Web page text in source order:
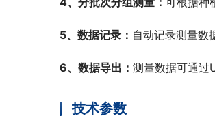
5、数据记录： 自动记录测量数
6、数据导出： 测量数据可通过
技术参数